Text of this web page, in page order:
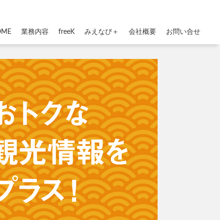
業務内容 freeK みえなび＋ 会社概要 お問い合せ